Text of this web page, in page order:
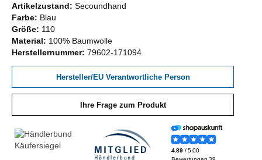
Artikelzustand: Secoundhand
Farbe: Blau
Größe: 110
Material: 100% Baumwolle
Herstellernummer: 79602-171094
Hersteller/EU Verantwortliche Person
Ihre Frage zum Produkt